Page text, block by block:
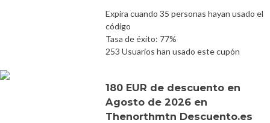
Expira cuando 35 personas hayan usado el
código
Tasa de éxito: 77%
253 Usuarios han usado este cupón
180 EUR de descuento en
Agosto de 2026 en
Thenorthmtn Descuento.es